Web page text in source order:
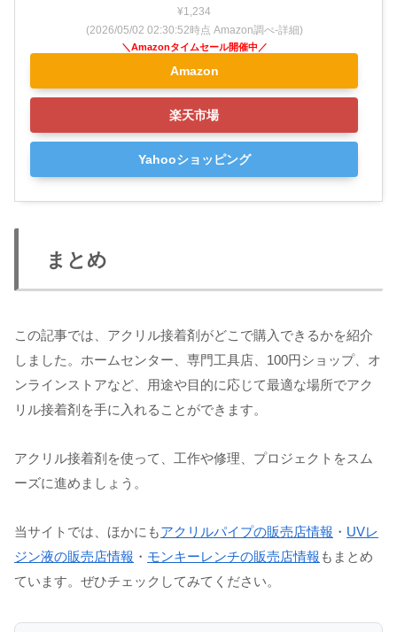
¥1,234
(2026/05/02 02:30:52時点 Amazon調べ-詳細)
Amazon
楽天市場
Yahooショッピング
まとめ
この記事では、アクリル接着剤がどこで購入できるかを紹介
しました。ホームセンター、専門工具店、100円ショップ、オ
ンラインストアなど、用途や目的に応じて最適な場所でアク
リル接着剤を手に入れることができます。
アクリル接着剤を使って、工作や修理、プロジェクトをスム
ーズに進めましょう。
当サイトでは、ほかにもアクリルパイプの販売店情報 ・ UVレ
ジン液の販売店情報 ・ モンキーレンチの販売店情報 もまとめ
ています。ぜひチェックしてみてください。